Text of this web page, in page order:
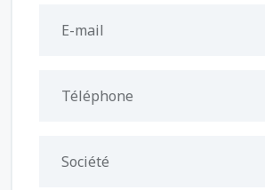
E-mail
Téléphone
Société